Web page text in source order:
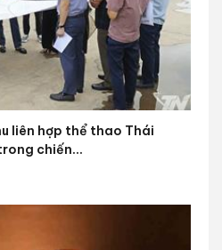
liên hợp thể thao Thái
chiến...